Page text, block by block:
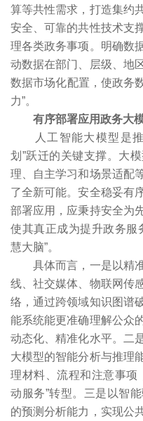
算等共性需求，打造集约
安全、可靠的共性技术支
理各类政务事项。明确数
动数据在部门、层级、地
数据市场化配置，使政务
力”。
有序部署应用政务大
人工智能大模型是推
划”跃迁的关键支撑。大
理、自主学习和场景适配
了全新可能。安全稳妥有
部署应用，应秉持安全为
使其真正成为提升政务服
慧大脑”。
具体而言，一是以精准
线、社交媒体、物联网传
络，通过跨领域知识图谱
能系统能更准确理解公众
动态化、精准化水平。二
大模型的智能分析与推理
理材料、流程和注意事项
动服务”转型。三是以智
的预测分析能力，实现公